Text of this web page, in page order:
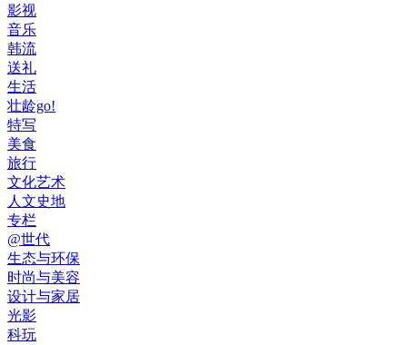
影视
音乐
韩流
送礼
生活
壮龄go!
特写
美食
旅行
文化艺术
人文史地
专栏
@世代
生态与环保
时尚与美容
设计与家居
光影
科玩